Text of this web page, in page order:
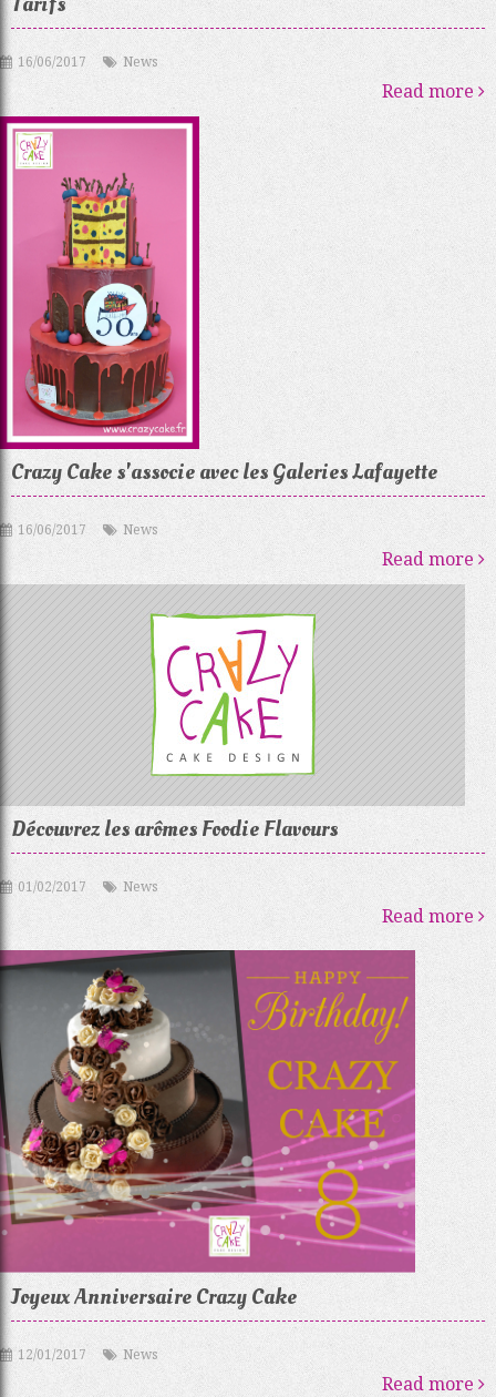
16/06/2017 News
Read more
Crazy Cake s'associe avec les Galeries Lafayette
16/06/2017 News
Read more
Découvrez les arômes Foodie Flavours
01/02/2017 News
Read more
Joyeux Anniversaire Crazy Cake
12/01/2017 News
Read more